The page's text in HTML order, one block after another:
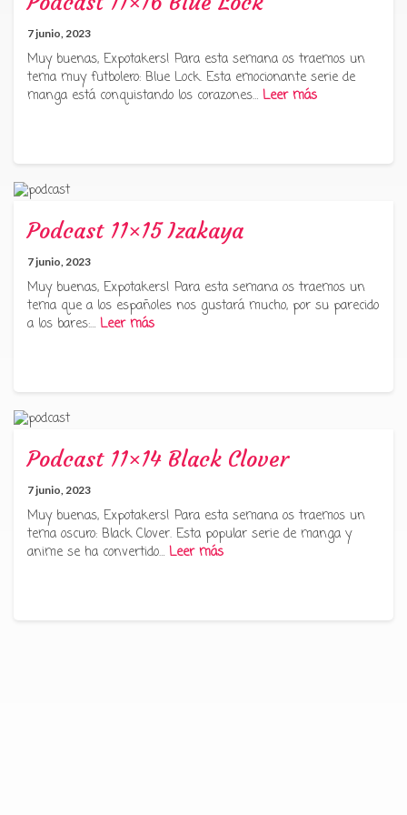
7 junio, 2023
Muy buenas, Expotakers! Para esta semana os traemos un
tema muy futbolero: Blue Lock. Esta emocionante serie de
manga está conquistando los corazones… Leer más
Podcast 11×15 Izakaya
7 junio, 2023
Muy buenas, Expotakers! Para esta semana os traemos un
tema que a los españoles nos gustará mucho, por su parecido
a los bares:… Leer más
Podcast 11×14 Black Clover
7 junio, 2023
Muy buenas, Expotakers! Para esta semana os traemos un
tema oscuro: Black Clover. Esta popular serie de manga y
anime se ha convertido… Leer más